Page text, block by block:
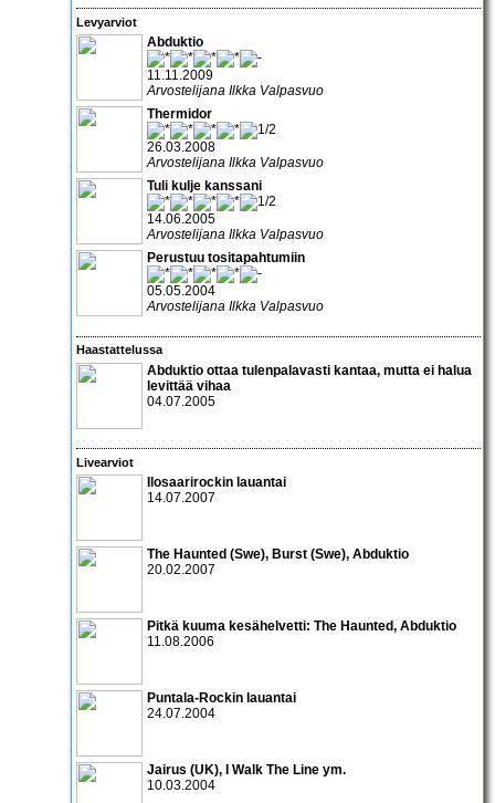
Levyarviot
Abduktio
11.11.2009
Arvostelijana Ilkka Valpasvuo
Thermidor
26.03.2008
Arvostelijana Ilkka Valpasvuo
Tuli kulje kanssani
14.06.2005
Arvostelijana Ilkka Valpasvuo
Perustuu tositapahtumiin
05.05.2004
Arvostelijana Ilkka Valpasvuo
Haastattelussa
Abduktio ottaa tulenpalavasti kantaa, mutta ei halua
levittää vihaa
04.07.2005
Livearviot
Ilosaarirockin lauantai
14.07.2007
The Haunted (Swe), Burst (Swe), Abduktio
20.02.2007
Pitkä kuuma kesähelvetti: The Haunted, Abduktio
11.08.2006
Puntala-Rockin lauantai
24.07.2004
Jairus (UK), I Walk The Line ym.
10.03.2004